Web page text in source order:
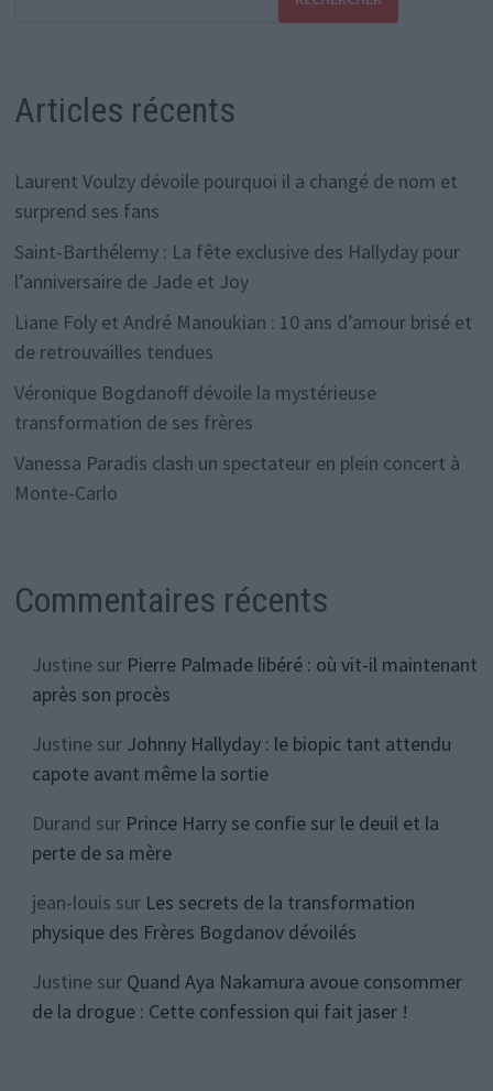
Articles récents
Laurent Voulzy dévoile pourquoi il a changé de nom et
surprend ses fans
Saint-Barthélemy : La fête exclusive des Hallyday pour
l’anniversaire de Jade et Joy
Liane Foly et André Manoukian : 10 ans d’amour brisé et
de retrouvailles tendues
Véronique Bogdanoff dévoile la mystérieuse
transformation de ses frères
Vanessa Paradis clash un spectateur en plein concert à
Monte-Carlo
Commentaires récents
Justinesur Pierre Palmade libéré : où vit-il maintenant
après son procès
Justinesur Johnny Hallyday : le biopic tant attendu
capote avant même la sortie
Durand sur Prince Harry se confie sur le deuil et la
perte de sa mère
jean-louis sur Les secrets de la transformation
physique des Frères Bogdanov dévoilés
Justinesur Quand Aya Nakamura avoue consommer
de la drogue : Cette confession qui fait jaser !